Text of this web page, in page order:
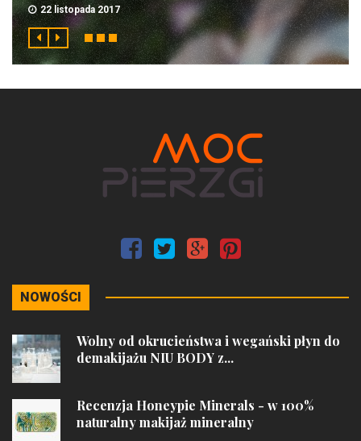
22 listopada 2017
NOWOŚCI
Wolny od okrucieństwa i wegański płyn do
demakijażu NIU BODY z...
Recenzja Honeypie Minerals - w 100%
naturalny makijaż mineralny